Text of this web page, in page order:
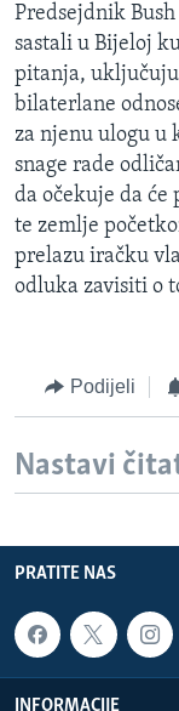
SVIJET
KORUPCIJA
SLOBODA MEDIJA
ŽENSKA STRANA
IZBJEGLIČKA
MAGAZIN
O GLASU
Learning English
Jezici
Predsejdnik
sastali u Bijeloj
pitanja,
bilaterlane
za njenu ulogu u
snage rade
da očekuje da će
te zemlje
prelazu iračku
odluka zavisiti o
Podijeli
Nastavi
PRATITE NAS
INFORMACIJE